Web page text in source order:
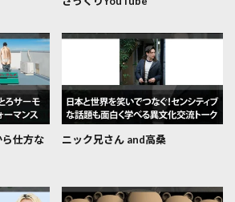
仕方な
ニック兄さん and高桑